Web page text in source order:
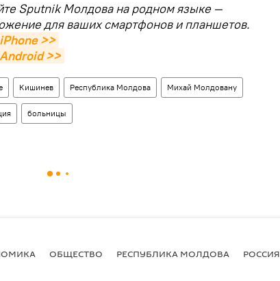
Sputnik Молдова на родном языке —
для ваших смартфонов и планшетов.
>>
>>
Кишинев Республика Молдова Михай Молдовану
больницы
ОБЩЕСТВО РЕСПУБЛИКА МОЛДОВА РОССИЯ